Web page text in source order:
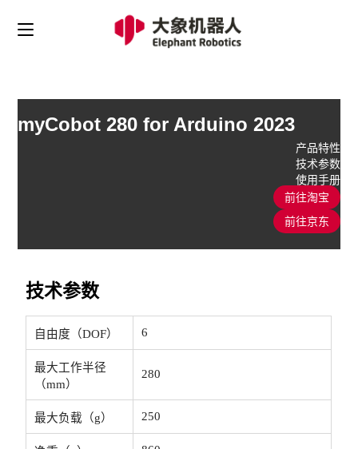
myCobot 280 for Arduino 2023
产品特性
技术参数
使用手册
前往淘宝
前往京东
技术参数
自由度（DOF） 6
最大工作半径
（mm）
280
最大负载（g） 250